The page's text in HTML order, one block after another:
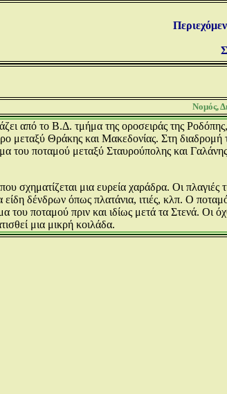
Νομός,
από το Β.Δ. τμήμα της οροσειράς της
μεταξύ Θράκης και Μακεδονίας. Στη διαδρομή
ποταμού μεταξύ Σταυρούπολης και
μια ευρεία χαράδρα. Οι πλαγιές
δένδρων όπως πλατάνια, ιτιές, κλπ. Ο
του ποταμού πριν και ιδίως μετά τα Στενά. Οι
μια μικρή κοιλάδα.